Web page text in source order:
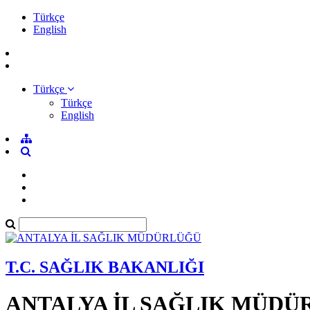
Türkçe
English
Türkçe
Türkçe
English
T.C. SAĞLIK BAKANLIĞI
ANTALYA İL SAĞLIK